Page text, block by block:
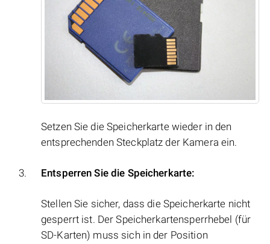
Setzen Sie die Speicherkarte wieder in den
entsprechenden Steckplatz der Kamera ein.
Entsperren Sie die Speicherkarte:
Stellen Sie sicher, dass die Speicherkarte nicht
gesperrt ist. Der Speicherkartensperrhebel (für
SD-Karten) muss sich in der Position